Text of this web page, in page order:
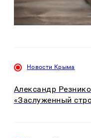
Новости Крыма
Александр
«Заслуженный